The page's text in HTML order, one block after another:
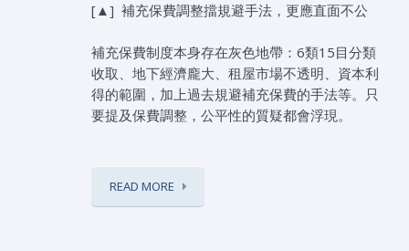
[▲] 補充保費調整擋規避手法，更應直面不公
補充保費制度本身存在灰色地帶：6類15目分類
收取、地下經濟龐大、租屋市場不透明、資本利
得的範圍，加上過去規避補充保費的手法等。只
要提及保費調整，公平性的質疑都會浮現。
READ MORE